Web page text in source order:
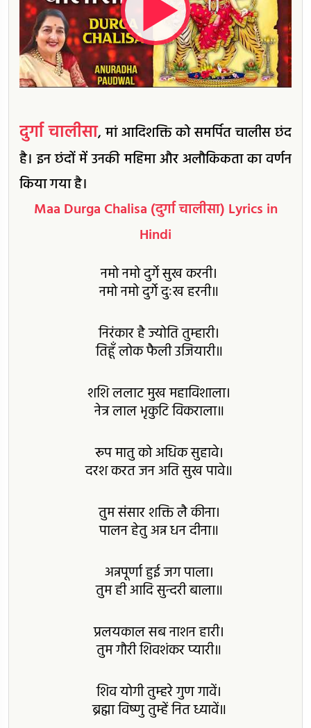
दुर्गा चालीसा, मां आदिशक्ति को समर्पित चालीस छंद
है। इन छंदों में उनकी महिमा और अलौकिकता का वर्णन
किया गया है।
Maa Durga Chalisa (दुर्गा चालीसा) Lyrics in
Hindi
नमो नमो दुर्गे सुख करनी।
नमो नमो दुर्गे दुःख हरनी॥
निरंकार है ज्योति तुम्हारी।
तिहूँ लोक फैली उजियारी॥
शशि ललाट मुख महाविशाला।
नेत्र लाल भृकुटि विकराला॥
रूप मातु को अधिक सुहावे।
दरश करत जन अति सुख पावे॥
तुम संसार शक्ति लै कीना।
पालन हेतु अन्न धन दीना॥
अन्नपूर्णा हुई जग पाला।
तुम ही आदि सुन्दरी बाला॥
प्रलयकाल सब नाशन हारी।
तुम गौरी शिवशंकर प्यारी॥
शिव योगी तुम्हरे गुण गावें।
ब्रह्मा विष्णु तुम्हें नित ध्यावें॥